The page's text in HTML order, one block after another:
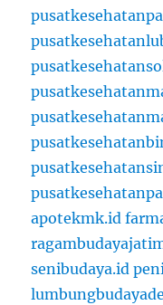
apotekmk.id
senibudaya.id